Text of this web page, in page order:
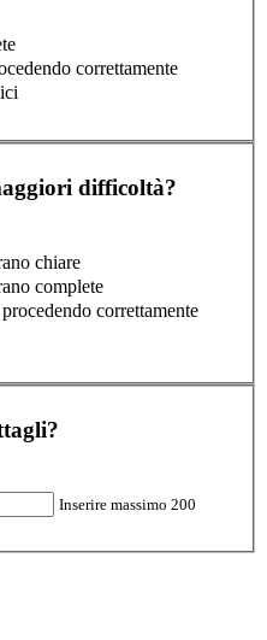
correttamente
difficoltà?
chiare
complete
correttamente
Inserire massimo 200